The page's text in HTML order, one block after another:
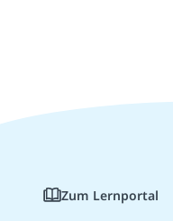
Zum Lernportal